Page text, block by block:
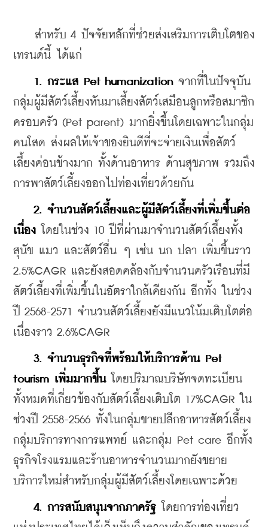
สำหรับ 4 ปัจจัยหลักที่ช่วยส่งเสริมการเติบโตของ
เทรนด์นี้ ได้แก่
1. กระแส Pet humanization จากที่ในปัจจุบัน
กลุ่มผู้มีสัตว์เลี้ยงหันมาเลี้ยงสัตว์เสมือนลูกหรือสมาชิก
ครอบครัว (Pet parent) มากยิ่งขึ้นโดยเฉพาะในกลุ่ม
คนโสด ส่งผลให้เจ้าของยินดีที่จะจ่ายเงินเพื่อสัตว์
เลี้ยงค่อนข้างมาก ทั้งด้านอาหาร ด้านสุขภาพ รวมถึง
การพาสัตว์เลี้ยงออกไปท่องเที่ยวด้วยกัน
2. จำนวนสัตว์เลี้ยงและผู้มีสัตว์เลี้ยงที่เพิ่มขึ้นต่อ
เนื่อง โดยในช่วง 10 ปีที่ผ่านมาจำนวนสัตว์เลี้ยงทั้ง
สุนัข แมว และสัตว์อื่น ๆ เช่น นก ปลา เพิ่มขึ้นราว
2.5%CAGR และยังสอดคล้องกับจำนวนครัวเรือนที่มี
สัตว์เลี้ยงที่เพิ่มขึ้นในอัตราใกล้เคียงกัน อีกทั้ง ในช่วง
ปี 2568-2571 จำนวนสัตว์เลี้ยงยังมีแนวโน้มเติบโตต่อ
เนื่องราว 2.6%CAGR
3. จำนวนธุรกิจที่พร้อมให้บริการด้าน Pet
tourism เพิ่มมากขึ้น โดยปริมาณบริษัทจดทะเบียน
ทั้งหมดที่เกี่ยวข้องกับสัตว์เลี้ยงเติบโต 17%CAGR ใน
ช่วงปี 2558-2566 ทั้งในกลุ่มขายปลีกอาหารสัตว์เลี้ยง
กลุ่มบริการทางการแพทย์ และกลุ่ม Pet care อีกทั้ง
ธุรกิจโรงแรมและร้านอาหารจำนวนมากยังขยาย
บริการใหม่สำหรับกลุ่มผู้มีสัตว์เลี้ยงโดยเฉพาะด้วย
4. การสนับสนุนจากภาครัฐ โดยการท่องเที่ยว